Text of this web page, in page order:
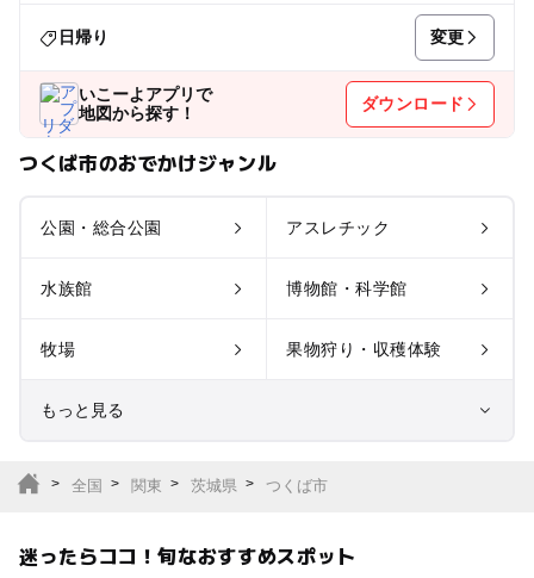
日帰り 変更
いこーよアプリで
地図から探す！
ダウンロード
つくば市のおでかけジャンル
公園・総合公園 アスレチック
水族館 博物館・科学館
牧場 果物狩り・収穫体験
もっと見る
全国 関東 茨城県 つくば市
迷ったらココ！旬なおすすめスポット